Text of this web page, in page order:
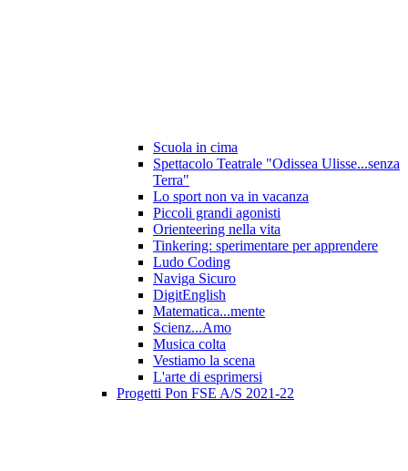
Scuola in cima
Spettacolo Teatrale "Odissea Ulisse...senza
Terra"
Lo sport non va in vacanza
Piccoli grandi agonisti
Orienteering nella vita
Tinkering: sperimentare per apprendere
Ludo Coding
Naviga Sicuro
DigitEnglish
Matematica...mente
Scienz...Amo
Musica colta
Vestiamo la scena
L'arte di esprimersi
Progetti Pon FSE A/S 2021-22